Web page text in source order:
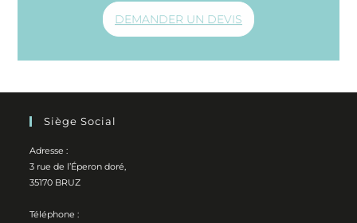
DEMANDER UN DEVIS
Siège Social
Adresse :
3 rue de l’Éperon doré,
35170 BRUZ
Téléphone :